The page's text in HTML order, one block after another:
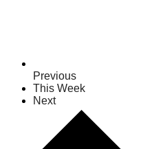
Previous
This Week
Next